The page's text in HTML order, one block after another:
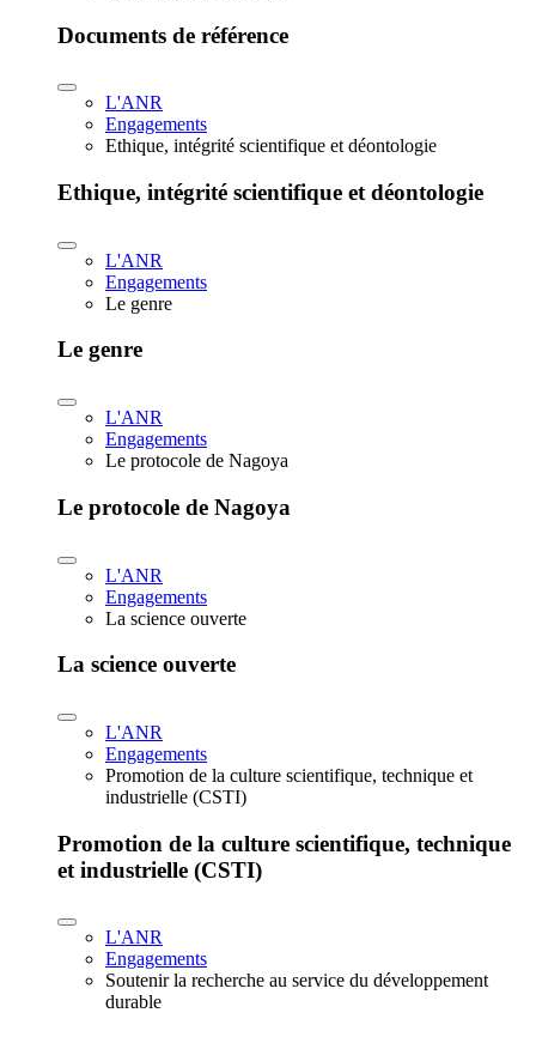
Documents de référence
L'ANR
Engagements
Ethique, intégrité scientifique et déontologie
Ethique, intégrité scientifique et déontologie
L'ANR
Engagements
Le genre
Le genre
L'ANR
Engagements
Le protocole de Nagoya
Le protocole de Nagoya
L'ANR
Engagements
La science ouverte
La science ouverte
L'ANR
Engagements
Promotion de la culture scientifique, technique et
industrielle (CSTI)
Promotion de la culture scientifique, technique
et industrielle (CSTI)
L'ANR
Engagements
Soutenir la recherche au service du développement
durable